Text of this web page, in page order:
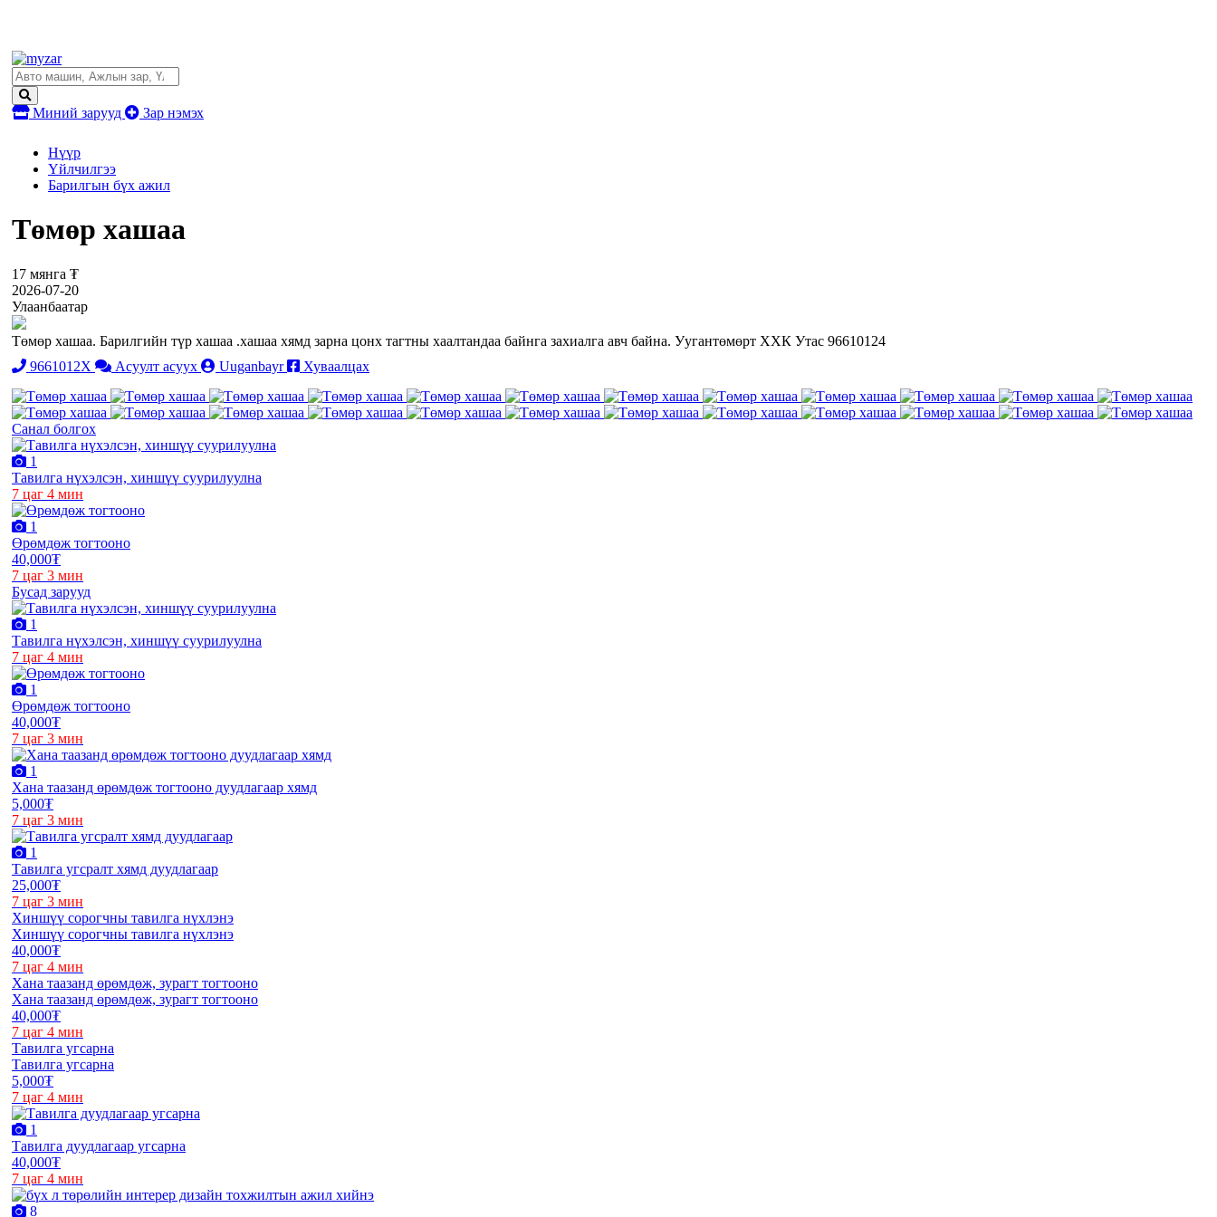
Миний зарууд Зар нэмэх
Нүүр
Үйлчилгээ
Барилгын бүх ажил
Төмөр хашаа
17 мянга ₮
2026-07-20
Улаанбаатар
Төмөр хашаа. Барилгийн түр хашаа .хашаа хямд зарна цонх тагтны хаалтандаа байнга захиалга авч байна. Уугантөмөрт ХХК Утас 96610124
9661012X
Асуулт асуух Uuganbayr Хуваалцах
Санал болгох
1
Тавилга нүхэлсэн, хиншүү суурилуулна
7 цаг 4 мин
1
Өрөмдөж тогтооно
40,000₮
7 цаг 3 мин
Бусад зарууд
1
Тавилга нүхэлсэн, хиншүү суурилуулна
7 цаг 4 мин
1
Өрөмдөж тогтооно
40,000₮
7 цаг 3 мин
1
Хана таазанд өрөмдөж тогтооно дуудлагаар хямд
5,000₮
7 цаг 3 мин
1
Тавилга угсралт хямд дуудлагаар
25,000₮
7 цаг 3 мин
Хиншүү сорогчны тавилга нүхлэнэ
Хиншүү сорогчны тавилга нүхлэнэ
40,000₮
7 цаг 4 мин
Хана таазанд өрөмдөж, зурагт тогтооно
Хана таазанд өрөмдөж, зурагт тогтооно
40,000₮
7 цаг 4 мин
Тавилга угсарна
Тавилга угсарна
5,000₮
7 цаг 4 мин
1
Тавилга дуудлагаар угсарна
40,000₮
7 цаг 4 мин
8